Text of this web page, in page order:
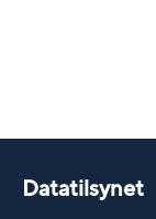
Datatilsynet